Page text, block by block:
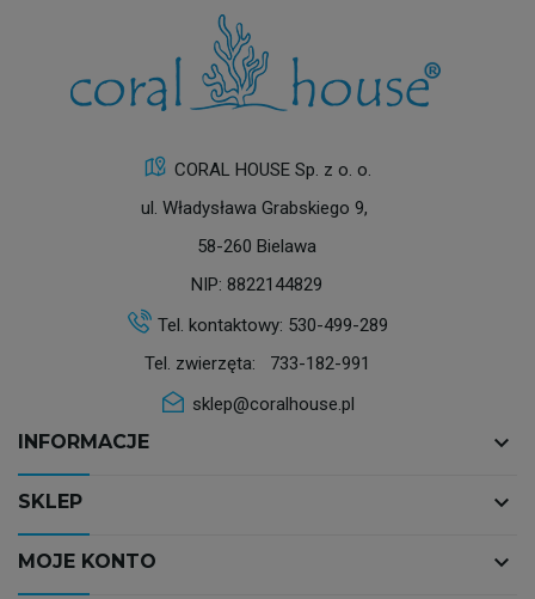
CORAL HOUSE Sp. z o. o.
ul. Władysława Grabskiego 9,
58-260 Bielawa
NIP: 8822144829
Tel. kontaktowy: 530-499-289
Tel. zwierzęta: 733-182-991
sklep@coralhouse.pl
INFORMACJE keyboard_arrow_down
SKLEP keyboard_arrow_down
MOJE KONTO keyboard_arrow_down